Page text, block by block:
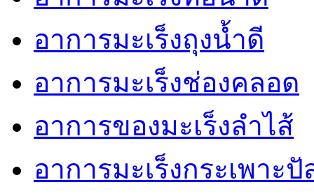
อาการมะเร็งถุงน้ำดี
อาการมะเร็งช่องคลอด
อาการของมะเร็งลำไส้
อาการมะเร็งกระเพาะ